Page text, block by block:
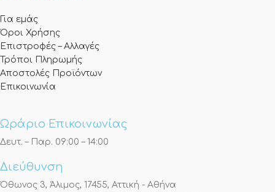
Για εμάς
Όροι Χρήσης
Επιστροφές – Αλλαγές
Τρόποι Πληρωμής
Αποστολές Προϊόντων
Επικοινωνία
Ωράριο Επικοινωνίας
Δευτ. – Παρ. 09:00 – 14:00
Διεύθυνση
Όθωνος 3, Άλιμος, 17455, Αττική - Αθήνα